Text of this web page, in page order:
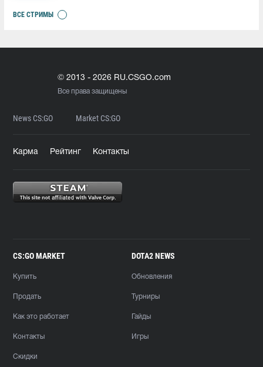
ВСЕ СТРИМЫ
© 2013 - 2026 RU.CSGO.com
Все права защищены
News CS:GO Market CS:GO
Карма Рейтинг Контакты
CS:GO MARKET
Купить
Продать
Как это работает
Контакты
Скидки
DOTA2 NEWS
Обновления
Турниры
Гайды
Игры